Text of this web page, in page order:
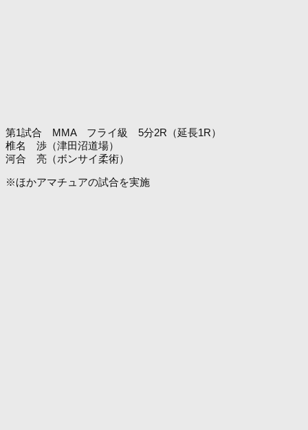
第1試合 MMA フライ級 5分2R（延長1R）
椎名 渉（津田沼道場）
河合 亮（ボンサイ柔術）
※ほかアマチュアの試合を実施